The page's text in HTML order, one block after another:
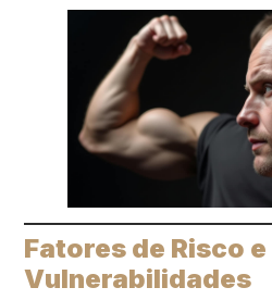
Fatores de Risco e
Vulnerabilidades